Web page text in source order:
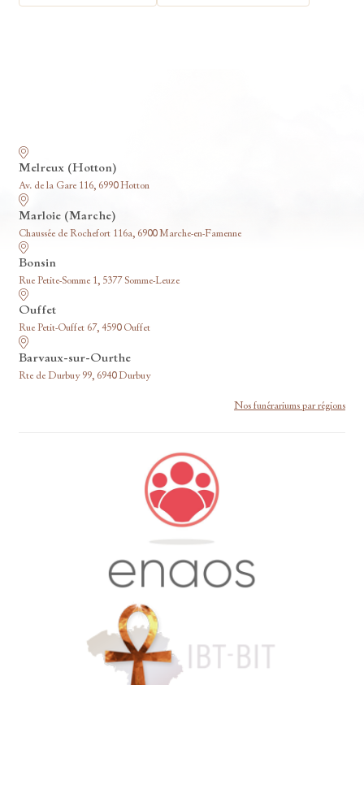
Melreux (Hotton)
Av. de la Gare 116, 6990 Hotton
Marloie (Marche)
Chaussée de Rochefort 116a, 6900 Marche-en-Famenne
Bonsin
Rue Petite-Somme 1, 5377 Somme-Leuze
Ouffet
Rue Petit-Ouffet 67, 4590 Ouffet
Barvaux-sur-Ourthe
Rte de Durbuy 99, 6940 Durbuy
Nos funérariums par régions